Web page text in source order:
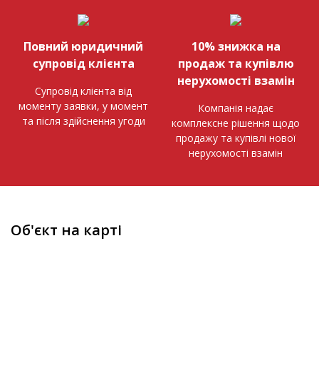
Повний юридичний
супровід клієнта
Супровід клієнта від
моменту заявки, у момент
та після здійснення угоди
10% знижка на
продаж та купівлю
нерухомості взамін
Компанія надає
комплексне рішення щодо
продажу та купівлі нової
нерухомості взамін
Об'єкт на карті